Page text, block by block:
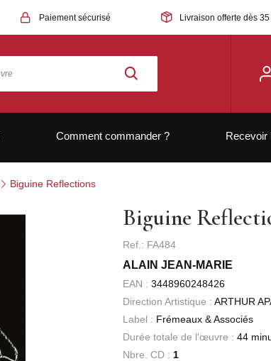
Paiement sécurisé Livraison offerte dès
Comment commander ? Recevoir
Biguine Reflections
Biguine
Ref.: FA484
ALAIN JEAN-MARIE
EAN : 3448960248426
Direction Artistique : ARTHUR
Label : Frémeaux & Associés
Durée totale de l'œuvre : 44
Nbre. CD : 1